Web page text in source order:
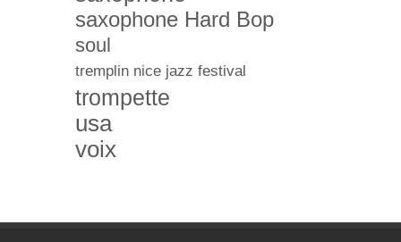
saxophone Hard Bop
soul
tremplin nice jazz festival
trompette
usa
voix